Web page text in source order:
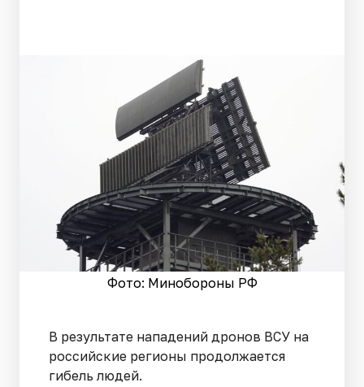
Фото: Минобороны РФ
В результате нападений дронов ВСУ на
российские регионы продолжается
гибель людей.